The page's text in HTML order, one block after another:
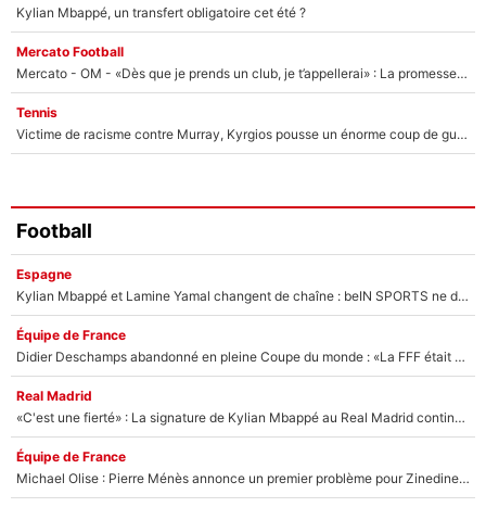
Kylian Mbappé, un transfert obligatoire cet été ?
Mercato Football
Mercato - OM - «Dès que je prends un club, je t’appellerai» : La promesse de Marcelino au moment de claquer la porte
Tennis
Victime de racisme contre Murray, Kyrgios pousse un énorme coup de gueule !
Football
Espagne
Kylian Mbappé et Lamine Yamal changent de chaîne : beIN SPORTS ne digère pas cette décision historique et prédit un fiasco pour la Liga
Équipe de France
Didier Deschamps abandonné en pleine Coupe du monde : «La FFF était déjà passée à Zinedine Zidane»
Real Madrid
«C'est une fierté» : La signature de Kylian Mbappé au Real Madrid continue de régaler l'Espagne
Équipe de France
Michael Olise : Pierre Ménès annonce un premier problème pour Zinedine Zidane en équipe de France